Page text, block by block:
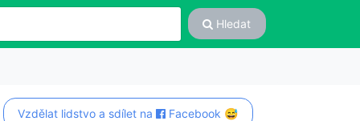
Hledat
Vzdělat lidstvo a sdílet na Facebook 😅